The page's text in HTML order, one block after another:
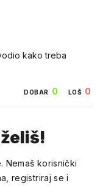
kako treba
DOBAR 0 LOŠ 0
Nemaš korisnički
registriraj se i